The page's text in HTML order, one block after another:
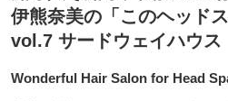
伊熊奈美の「このヘッド
vol.7 サードウェイハウス
Wonderful Hair Salon for Head